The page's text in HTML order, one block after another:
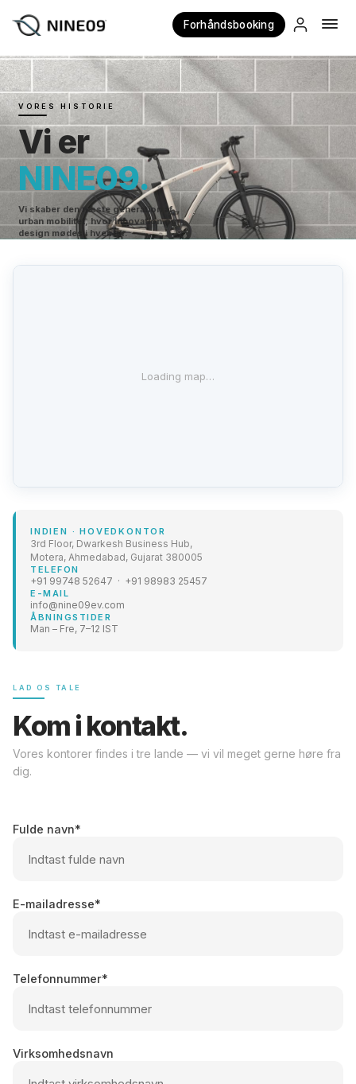
Forhåndsbooking
VORES HISTORIE
Vi er
NINE09.
Vi skaber den næste generation af
urban mobilitet, hvor innovation og
design mødes i hver tur.
Loading map…
INDIEN ·HOVEDKONTOR
3rd Floor, Dwarkesh Business Hub,
Motera, Ahmedabad, Gujarat 380005
TELEFON
+91 99748 52647 · +91 98983 25457
E-MAIL
info@nine09ev.com
ÅBNINGSTIDER
Man – Fre, 7–12 IST
LAD OS TALE
Kom i kontakt.
Vores kontorer findes i tre lande — vi vil meget gerne høre fra
dig.
Fulde navn
E-mailadresse
Telefonnummer
Virksomhedsnavn